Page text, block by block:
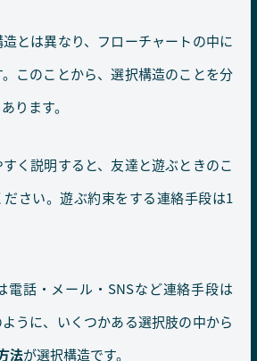
とは異なり、フローチャートの中に
。このことから、選択構造のことを分
ります。
く説明すると、友達と遊ぶときのこ
ださい。遊ぶ約束をする連絡手段は1
電話・メール・SNSなど連絡手段は
うに、いくつかある選択肢の中から
法が選択構造です。